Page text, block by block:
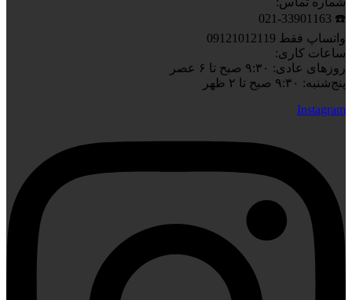
☎️ 021-33901163
واتساپ فقط 09121012119
ساعات کاری:
روزهای عادی: ۹:۳۰ صبح تا ۶ عصر
پنج‌شنبه: ۹:۳۰ صبح تا ۲ ظهر
Instagram